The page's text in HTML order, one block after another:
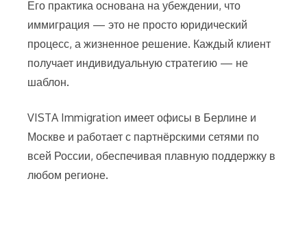
Его практика основана на убеждении, что
иммиграция — это не просто юридический
процесс, а жизненное решение. Каждый клиент
получает индивидуальную стратегию — не
шаблон.
VISTA Immigration имеет офисы в Берлине и
Москве и работает с партнёрскими сетями по
всей России, обеспечивая плавную поддержку в
любом регионе.